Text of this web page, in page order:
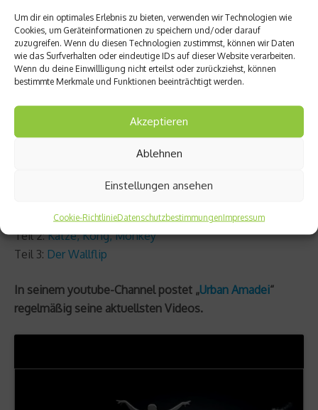
Um dir ein optimales Erlebnis zu bieten, verwenden wir Technologien wie
Cookies, um Geräteinformationen zu speichern und/oder darauf
zuzugreifen. Wenn du diesen Technologien zustimmst, können wir Daten
wie das Surfverhalten oder eindeutige IDs auf dieser Website verarbeiten.
Wenn du deine Einwillligung nicht erteilst oder zurückziehst, können
bestimmte Merkmale und Funktionen beeinträchtigt werden.
Akzeptieren
Ablehnen
Einstellungen ansehen
Cookie-RichtlinieDatenschutzbestimmungenImpressum
Was kommt als nächstes?
Amadei Weiland: Als Fußball-Fan würde ich gerne mal
was im Stil der japanischen Anime-Fernsehserie „Super
Kickers“ machen. Fallrückzieher-Tore per Salto zum
Beispiel. Und ich mache gerade den Fallschirmspringer-
Schein und kann so in ferner Zukunft hoffentlich Parkour
kombinieren.
Wie man Mauern und Wände hochkommt
Teil 2:Katze, Kong, Monkey
Teil 3: Der Wallflip
In seinem youtube-Channel postet „Urban Amadei“
regelmäßig seine aktuellsten Videos.